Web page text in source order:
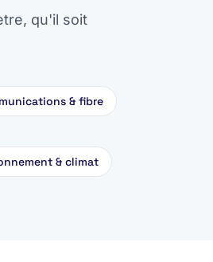
qu'il soit
& fibre
& climat